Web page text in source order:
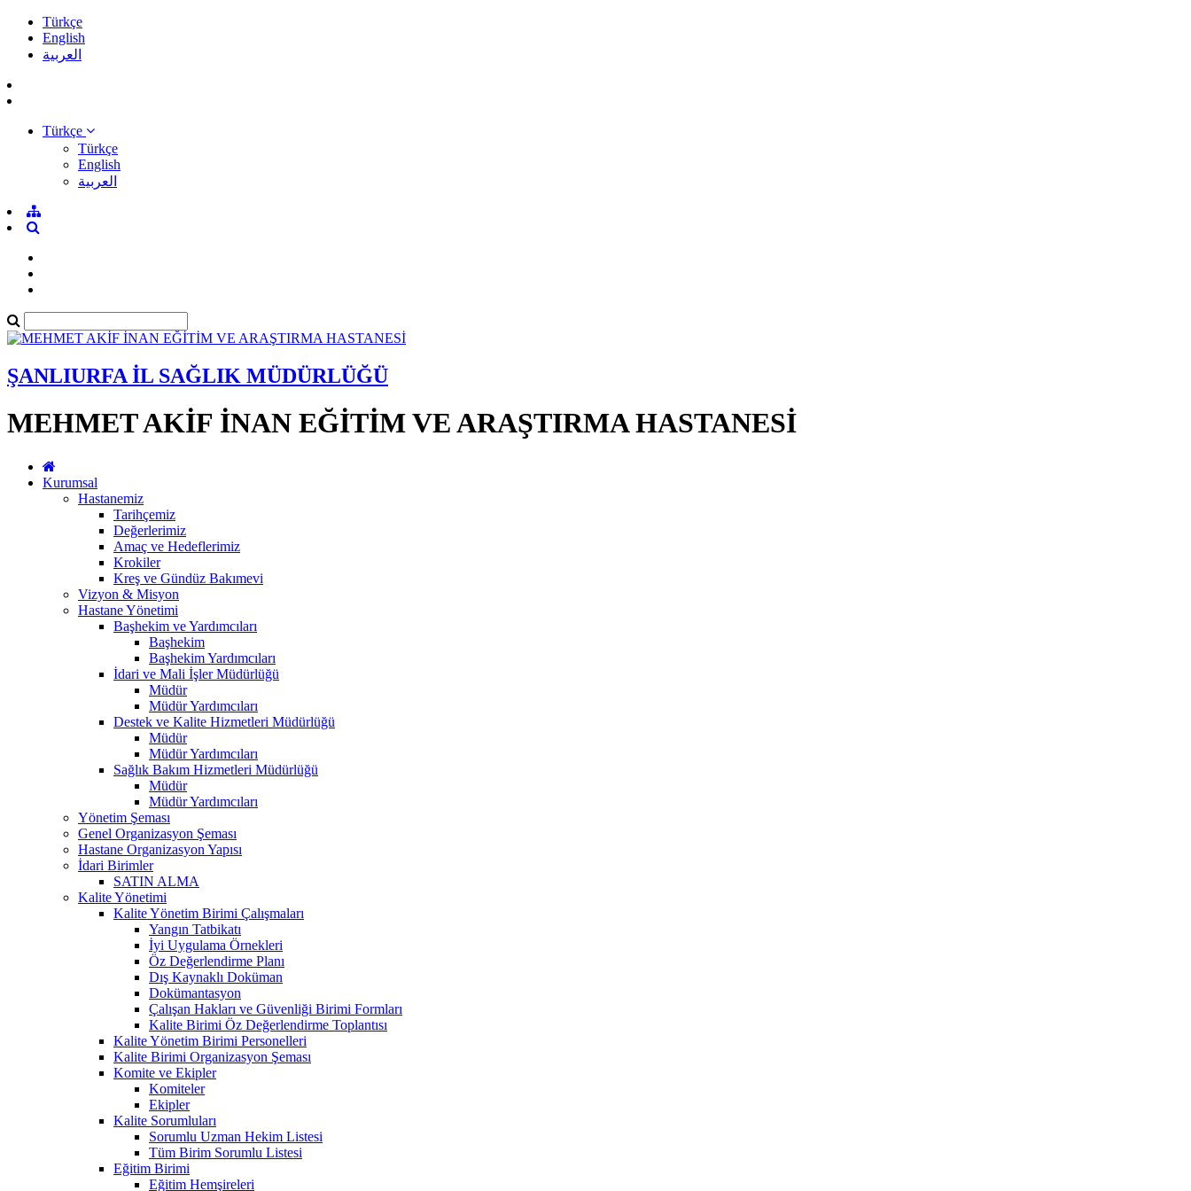
Türkçe
English
العربية
Türkçe
Türkçe
English
العربية
ŞANLIURFA İL SAĞLIK MÜDÜRLÜĞÜ
MEHMET AKİF İNAN EĞİTİM VE ARAŞTIRMA HASTANESİ
Kurumsal
Hastanemiz
Tarihçemiz
Değerlerimiz
Amaç ve Hedeflerimiz
Krokiler
Kreş ve Gündüz Bakımevi
Vizyon & Misyon
Hastane Yönetimi
Başhekim ve Yardımcıları
Başhekim
Başhekim Yardımcıları
İdari ve Mali İşler Müdürlüğü
Müdür
Müdür Yardımcıları
Destek ve Kalite Hizmetleri Müdürlüğü
Müdür
Müdür Yardımcıları
Sağlık Bakım Hizmetleri Müdürlüğü
Müdür
Müdür Yardımcıları
Yönetim Şeması
Genel Organizasyon Şeması
Hastane Organizasyon Yapısı
İdari Birimler
SATIN ALMA
Kalite Yönetimi
Kalite Yönetim Birimi Çalışmaları
Yangın Tatbikatı
İyi Uygulama Örnekleri
Öz Değerlendirme Planı
Dış Kaynaklı Doküman
Dokümantasyon
Çalışan Hakları ve Güvenliği Birimi Formları
Kalite Birimi Öz Değerlendirme Toplantısı
Kalite Yönetim Birimi Personelleri
Kalite Birimi Organizasyon Şeması
Komite ve Ekipler
Komiteler
Ekipler
Kalite Sorumluları
Sorumlu Uzman Hekim Listesi
Tüm Birim Sorumlu Listesi
Eğitim Birimi
Eğitim Hemşireleri